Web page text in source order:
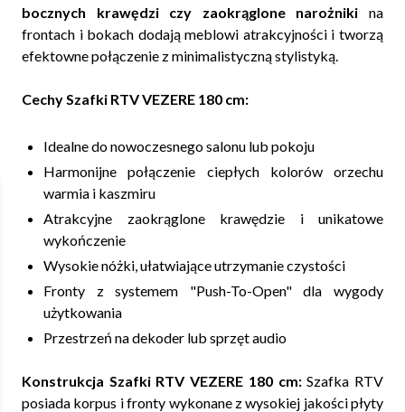
bocznych krawędzi czy zaokrąglone narożniki na
frontach i bokach dodają meblowi atrakcyjności i tworzą
efektowne połączenie z minimalistyczną stylistyką.
Cechy Szafki RTV VEZERE 180 cm:
Idealne do nowoczesnego salonu lub pokoju
Harmonijne połączenie ciepłych kolorów orzechu
warmia i kaszmiru
Atrakcyjne zaokrąglone krawędzie i unikatowe
wykończenie
Wysokie nóżki, ułatwiające utrzymanie czystości
Fronty z systemem "Push-To-Open" dla wygody
użytkowania
Przestrzeń na dekoder lub sprzęt audio
Konstrukcja Szafki RTV VEZERE 180 cm:Szafka RTV
posiada korpus i fronty wykonane z wysokiej jakości płyty